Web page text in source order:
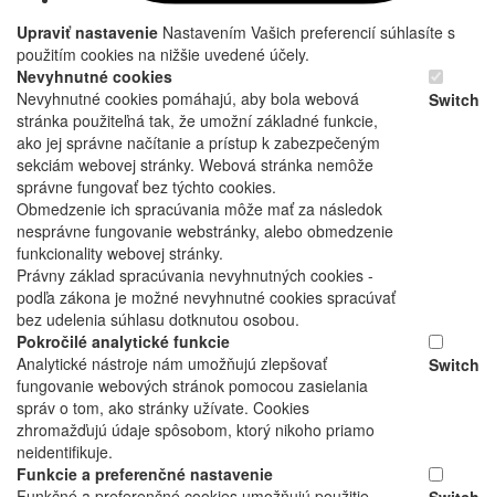
Upraviť nastavenie Nastavením Vašich preferencií súhlasíte s
použitím cookies na nižšie uvedené účely.
Nevyhnutné cookies
Nevyhnutné cookies pomáhajú, aby bola webová
stránka použiteľná tak, že umožní základné funkcie,
ako jej správne načítanie a prístup k zabezpečeným
sekciám webovej stránky. Webová stránka nemôže
správne fungovať bez týchto cookies.
Obmedzenie ich spracúvania môže mať za následok
nesprávne fungovanie webstránky, alebo obmedzenie
funkcionality webovej stránky.
Právny základ spracúvania nevyhnutných cookies -
podľa zákona je možné nevyhnutné cookies spracúvať
bez udelenia súhlasu dotknutou osobou.
Switch
Pokročilé analytické funkcie
Analytické nástroje nám umožňujú zlepšovať
fungovanie webových stránok pomocou zasielania
správ o tom, ako stránky užívate. Cookies
zhromažďujú údaje spôsobom, ktorý nikoho priamo
neidentifikuje.
Switch
Funkcie a preferenčné nastavenie